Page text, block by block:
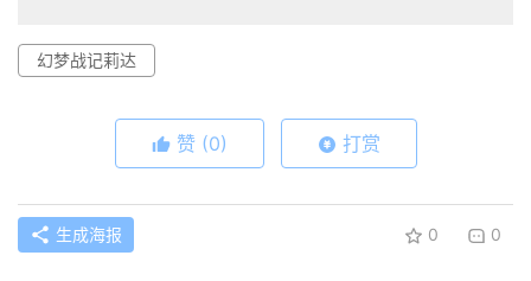
幻梦战记莉达
赞 (0) 打赏
生成海报 0 0